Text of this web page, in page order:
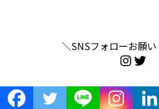
＼SNSフォローお願
Copyright ©カラフル. All